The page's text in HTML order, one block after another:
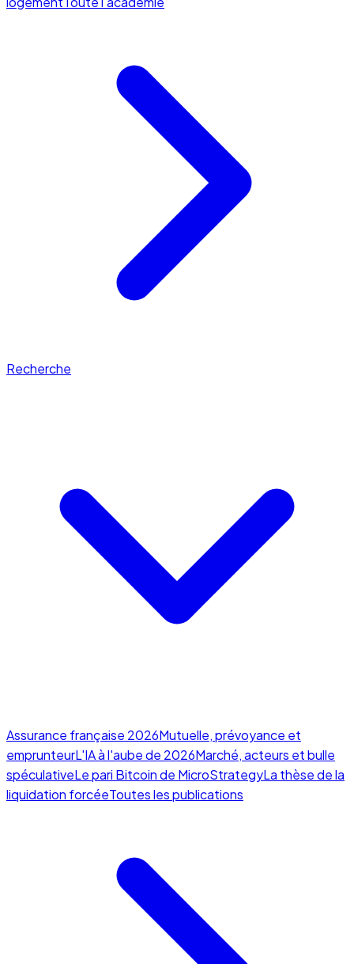
Recherche
Assurance française 2026Mutuelle, prévoyance et
emprunteurL'IA à l'aube de 2026Marché, acteurs et bulle
spéculativeLe pari Bitcoin de MicroStrategyLa thèse de la
liquidation forcéeToutes les publications